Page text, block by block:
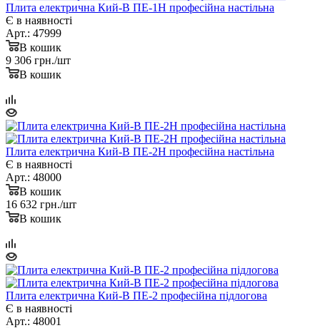
Плита електрична Кий-В ПЕ-1Н професійна настільна
Є в наявності
Арт.: 47999
В кошик
9 306 грн./шт
В кошик
Плита електрична Кий-В ПЕ-2Н професійна настільна
Є в наявності
Арт.: 48000
В кошик
16 632 грн./шт
В кошик
Плита електрична Кий-В ПЕ-2 професійна підлогова
Є в наявності
Арт.: 48001